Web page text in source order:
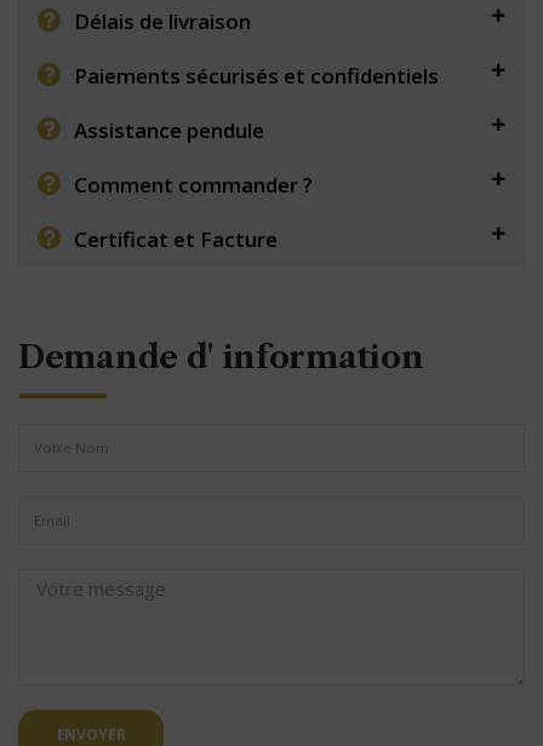
Délais de livraison
Paiements sécurisés et confidentiels
Assistance pendule
Comment commander ?
Certificat et Facture
Demande d' information
ENVOYER